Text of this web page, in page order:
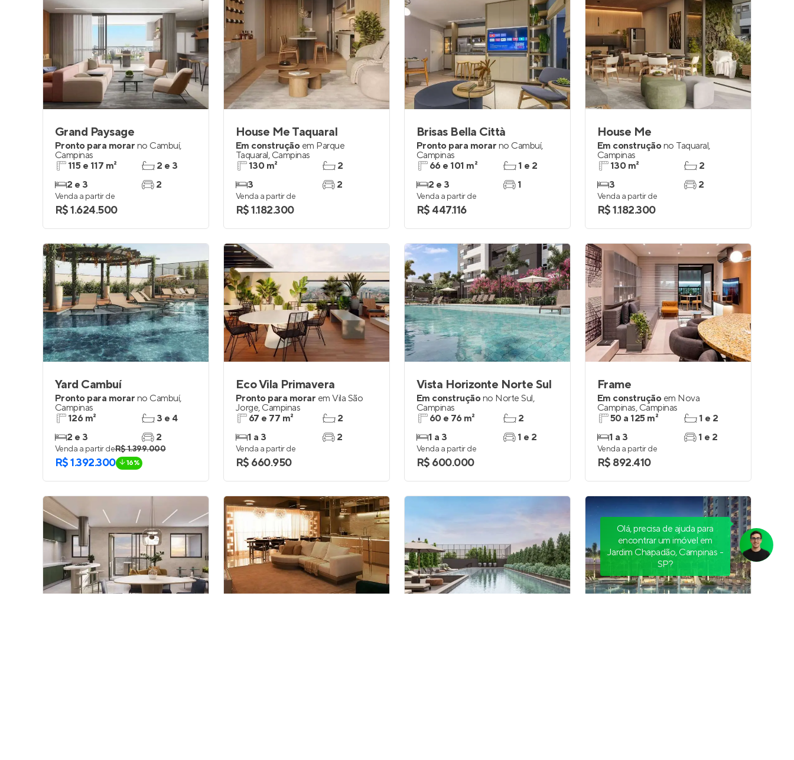
Grand Paysage
Pronto para morar no Cambuí,
Campinas
115 e 117 m²
2 e 3
2 e 3
2
Venda a partir de
R$ 1.624.500
House Me Taquaral
Em construção em Parque
Taquaral, Campinas
130 m²
3
2
2
Venda a partir de
R$ 1.182.300
Brisas Bella Città
Pronto para morar no Cambuí,
Campinas
66 e 101 m²
2 e 3
1 e 2
1
Venda a partir de
R$ 447.116
House Me
Em construçãono Taquaral,
Campinas
130 m²
3
2
2
Venda a partir de
R$ 1.182.300
Yard Cambuí
Pronto para morar no Cambuí,
Campinas
126 m²
2 e 3
3 e 4
2
Venda a partir deR$ 1.399.000
R$ 1.392.300 16%
Eco Vila Primavera
Pronto para morar em Vila São
Jorge, Campinas
67 e 77 m²
1 a 3
2
2
Venda a partir de
R$ 660.950
Vista Horizonte Norte Sul
Em construçãono Norte Sul,
Campinas
60 e 76 m²
1 a 3
2
1 e 2
Venda a partir de
R$ 600.000
Frame
Em construção em Nova
Campinas, Campinas
50 a 125 m²
1 a 3
1 e 2
1 e 2
Venda a partir de
R$ 892.410
Olá, precisa de ajuda para
encontrar um imóvel em
Jardim Chapadão, Campinas -
SP?